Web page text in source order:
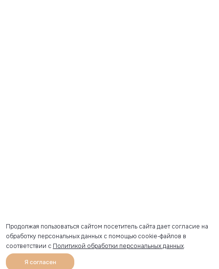
Продолжая пользоваться сайтом посетитель сайта дает согласие на
обработку персональных данных с помощью cookie-файлов в
соответствии с Политикой обработки персональных данных.
Я согласен